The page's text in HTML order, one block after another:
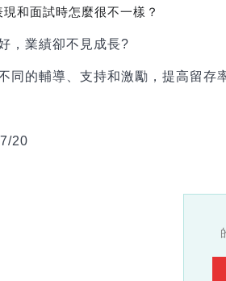
和面試時怎麼很不一樣？
，業績卻不見成長?
同的輔導、支持和激勵，提高留存
20